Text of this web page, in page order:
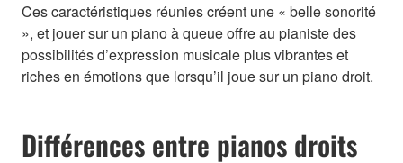
Ces caractéristiques réunies créent une « belle sonorité
», et jouer sur un piano à queue offre au pianiste des
possibilités d’expression musicale plus vibrantes et
riches en émotions que lorsqu’il joue sur un piano droit.
Différences entre pianos droits